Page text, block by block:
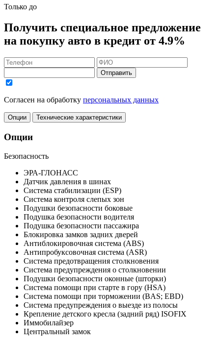
Только до
Получить специальное предложение
на покупку авто в кредит от 4.9%
Отправить
Согласен на обработку персональных данных
Опции Технические характеристики
Опции
Безопасность
ЭРА-ГЛОНАСС
Датчик давления в шинах
Система стабилизации (ESP)
Система контроля слепых зон
Подушки безопасности боковые
Подушка безопасности водителя
Подушка безопасности пассажира
Блокировка замков задних дверей
Антиблокировочная система (ABS)
Антипробуксовочная система (ASR)
Система предотвращения столкновения
Система предупреждения о столкновении
Подушки безопасности оконные (шторки)
Система помощи при старте в гору (HSA)
Система помощи при торможении (BAS; EBD)
Система предупреждения о выезде из полосы
Крепление детского кресла (задний ряд) ISOFIX
Иммобилайзер
Центральный замок